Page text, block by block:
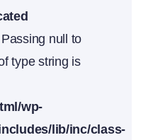
null to
type string is
wp-
lib/inc/class-